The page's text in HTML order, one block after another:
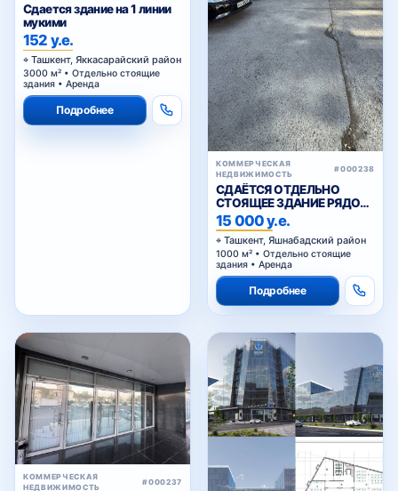
Сдается здание на 1 линии
мукими
152 у.е.
Ташкент, Яккасарайский район
3000 м² • Отдельно стоящие
здания • Аренда
Подробнее
КОММЕРЧЕСКАЯ
НЕДВИЖИМОСТЬ
#000238
СДАЁТСЯ ОТДЕЛЬНО
СТОЯЩЕЕ ЗДАНИЕ РЯДОМ
С ЖИГУЛИ БАР
15 000 у.е.
Ташкент, Яшнабадский район
1000 м² • Отдельно стоящие
здания • Аренда
Подробнее
КОММЕРЧЕСКАЯ
НЕДВИЖИМОСТЬ
#000237